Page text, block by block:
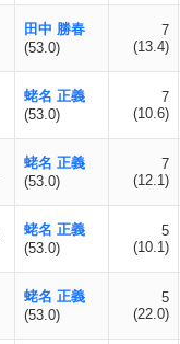
田中 勝春
(53.0)
7
(13.4)
蛯名 正義
(53.0)
7
(10.6)
蛯名 正義
(53.0)
7
(12.1)
蛯名 正義
(53.0)
5
(10.1)
蛯名 正義
(53.0)
5
(22.0)